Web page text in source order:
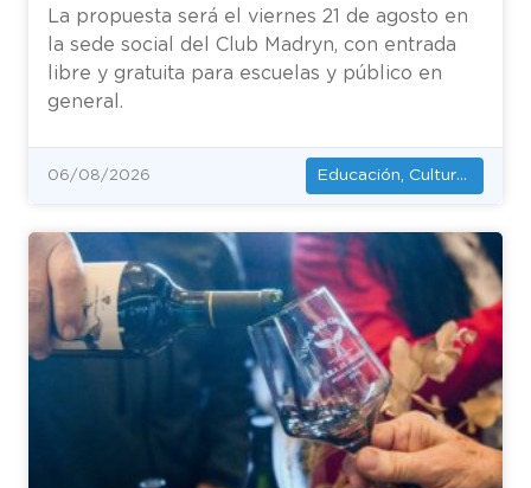
La propuesta será el viernes 21 de agosto en
la sede social del Club Madryn, con entrada
libre y gratuita para escuelas y público en
general.
06/08/2026 Educación, Cultura y Deportes